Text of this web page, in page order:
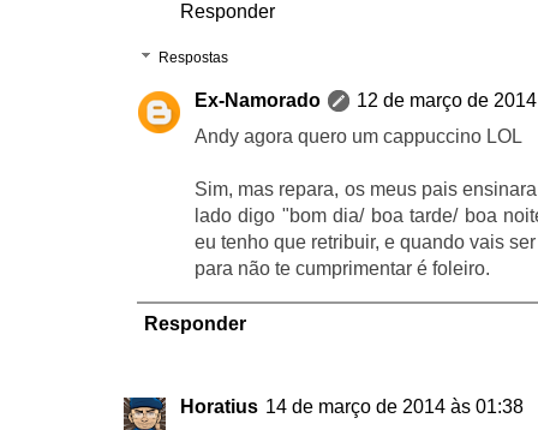
Responder
Respostas
Ex-Namorado
12 de março de
Andy agora quero um cappuccino LOL
Sim, mas repara, os meus pais
lado digo "bom dia/ boa tarde/ boa
eu tenho que retribuir, e quando vais
para não te cumprimentar é foleiro.
Responder
Horatius 14 de março de 2014 às 01:38